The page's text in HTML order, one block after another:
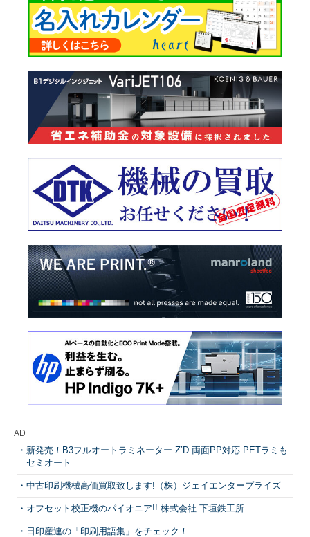
AD
新発売！B3フルオートラミネーター Z’D 両面PP対応 PETラミも
セミオート
中古印刷機械高価買取致します!（株）ジェイエンタープライズ
オフセット校正機のパイオニア!! 株式会社 下垣鉄工所
日印産連の「印刷用語集」をチェック！